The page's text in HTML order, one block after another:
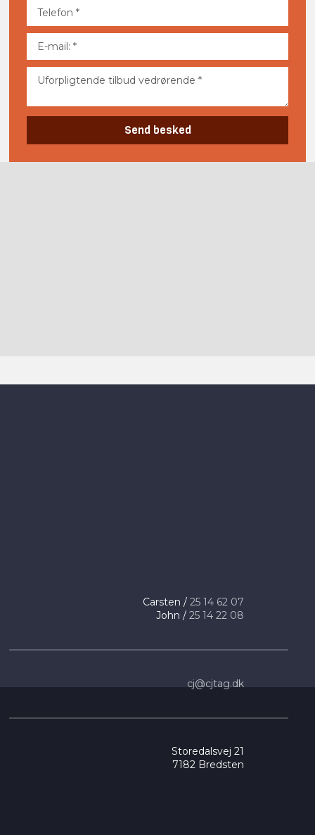
​Carsten /25 14 ​62 07
​ John /25 14 22 08
cj@cjtag.dk
Storedalsvej 21
7182 Bredsten